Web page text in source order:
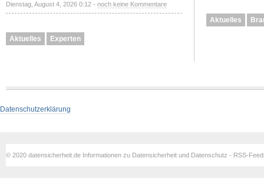
Dienstag, August 4, 2026 0:12 - noch keine Kommentare
Aktuelles Experten
Aktuelles
Datenschutzerklärung
© 2020 datensicherheit.de Informationen zu Datensicherheit und Datenschutz - RSS-